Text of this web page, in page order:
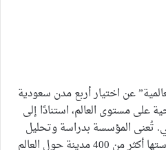
عن اختيار أربع مدن سعودية
مدينة سياحية على مستوى العالم، استنادًا إلى
تُعنى المؤسسة بدراسة وتحليل
الأسواق العالمية، وقد شملت دراستها أكثر من 400 مدينة حول العالم